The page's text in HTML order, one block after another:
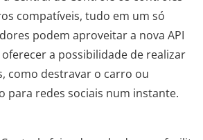
compatíveis, tudo em um só
podem aproveitar a nova API
a possibilidade de realizar
como destravar o carro ou
para redes sociais num instante.